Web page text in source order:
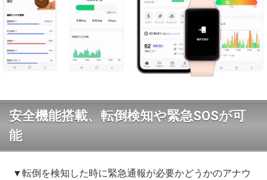
安全機能搭載、転倒検知や緊急SOSが可
能
▼転倒を検知した時に緊急通報が必要かどうかのアナウ